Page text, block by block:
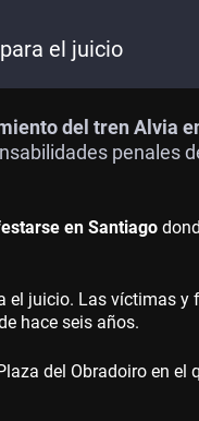
el juicio
del tren Alvia
penales
en Santiago
juicio. Las víctimas y
hace seis años.
del Obradoiro en el